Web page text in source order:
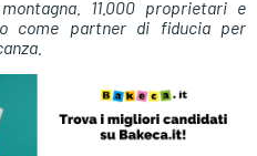
11.000 proprietari e
come partner di fiducia per